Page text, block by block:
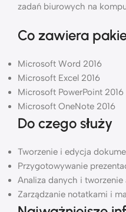
zadań biurowych na
Co zawiera
Microsoft Word 2016
Microsoft Excel 2016
Microsoft PowerPoint 2016
Microsoft OneNote 2016
Do czego służy
Tworzenie i edycja
Przygotowywanie
Analiza danych i
Zarządzanie notatkami i